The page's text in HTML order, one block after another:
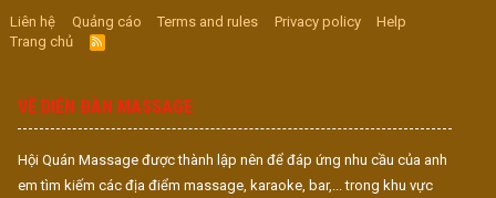
Liên hệ
Quảng cáo Terms and rules Privacy policy
Help
Trang chủ
R
S
VỀ DIỄN ĐÀN MASSAGE
Hội Quán Massage được thành lập nên để đáp ứng nhu cầu của anh
em tìm kiếm các địa điểm massage, karaoke, bar,... trong khu vực